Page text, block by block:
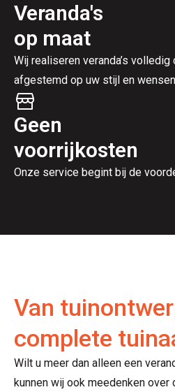
Veranda's
op maat
Wij realiseren veranda’s
afgestemd op uw stijl en
Geen
voorrijkosten
Onze service begint bij de
Van
complete
Wilt u meer dan alleen een
kunnen wij ook meedenken